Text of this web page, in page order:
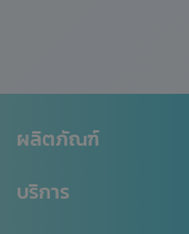
ผลิตภัณฑ์
คุ้มครองสุขภาพ
บริการ